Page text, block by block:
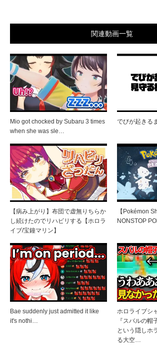
関連動画一覧
Mio got chocked by Subaru 3 times
when she was sle…
でびが起きる
【病み上がり】布団で虚無りちらか
し続けたのでリハビリする【ホロラ
イブ/宝鐘マリン】
【Pokémon
NONSTOP
Bae suddenly just admitted it like
it's nothi…
ホロライブシ
『スバルの帽
という隠しホ
る大空…